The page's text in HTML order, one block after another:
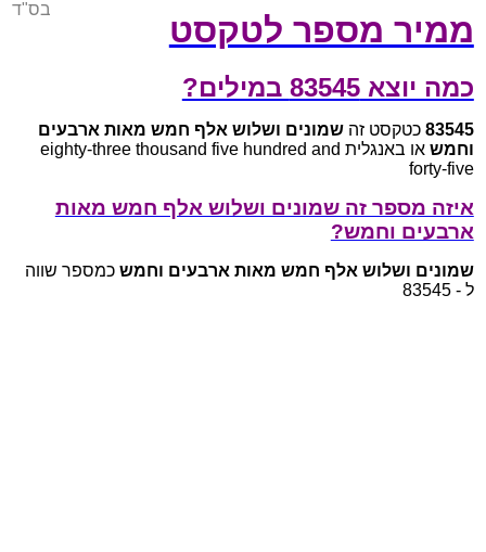
ממיר מספר לטקסט
בס"ד
כמה יוצא 83545 במילים?
83545 כטקסט זהשמונים ושלוש אלף חמש מאות ארבעים
וחמש
או באנגלית eighty-three thousand five hundred and
forty-five
איזה מספר זה שמונים ושלוש אלף חמש מאות
ארבעים וחמש?
שמונים ושלוש אלף חמש מאות ארבעים וחמש כמספר שווה
ל - 83545